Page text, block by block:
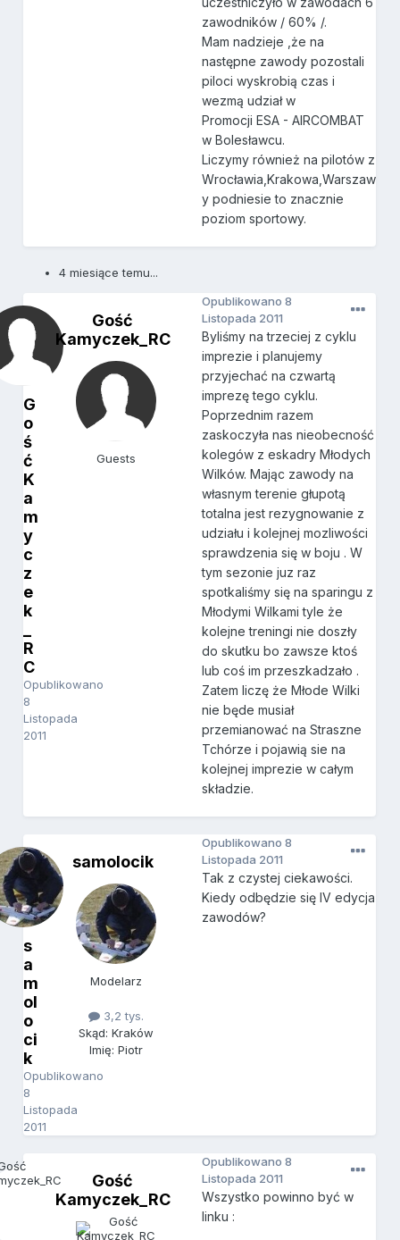
zawodników / 60% /.
Mam nadzieje ,że na
następne zawody pozostali
piloci wyskrobią czas i
wezmą udział w
Promocji ESA - AIRCOMBAT
w Bolesławcu.
Liczymy również na pilotów z
Wrocławia,Krakowa,Warszaw
y podniesie to znacznie
poziom sportowy.
4 miesiące temu...
G
o
ś
ć
K
a
m
y
c
z
e
k
R
C
Opublikowano
8
Listopada
2011
Gość
Kamyczek_RC
Guests
Opublikowano8
Listopada 2011
Byliśmy na trzeciej z cyklu
imprezie i planujemy
przyjechać na czwartą
imprezę tego cyklu.
Poprzednim razem
zaskoczyła nas nieobecność
kolegów z eskadry Młodych
Wilków. Mając zawody na
własnym terenie głupotą
totalna jest rezygnowanie z
udziału i kolejnej mozliwości
sprawdzenia się w boju . W
tym sezonie juz raz
spotkaliśmy się na sparingu z
Młodymi Wilkami tyle że
kolejne treningi nie doszły
do skutku bo zawsze ktoś
lub coś im przeszkadzało .
Zatem liczę że Młode Wilki
nie będe musiał
przemianować na Straszne
Tchórze i pojawią sie na
kolejnej imprezie w całym
składzie.
s
a
m
ol
o
ci
k
Opublikowano
8
Listopada
2011
samolocik
Modelarz
3,2 tys.
Skąd: Kraków
Imię: Piotr
Opublikowano8
Listopada 2011
Tak z czystej ciekawości.
Kiedy odbędzie się IV edycja
zawodów?
Gość
Kamyczek_RC
Opublikowano8
Listopada 2011
Wszystko powinno być w
linku :